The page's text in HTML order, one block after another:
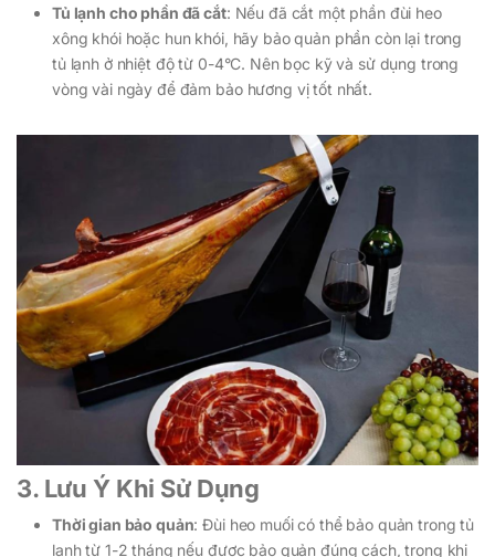
Tủ lạnh cho phần đã cắt: Nếu đã cắt một phần đùi heo
xông khói hoặc hun khói, hãy bảo quản phần còn lại trong
tủ lạnh ở nhiệt độ từ 0-4°C. Nên bọc kỹ và sử dụng trong
vòng vài ngày để đảm bảo hương vị tốt nhất.
3. Lưu Ý Khi Sử Dụng
Thời gian bảo quản: Đùi heo muối có thể bảo quản trong tủ
lạnh từ 1-2 tháng nếu được bảo quản đúng cách, trong khi